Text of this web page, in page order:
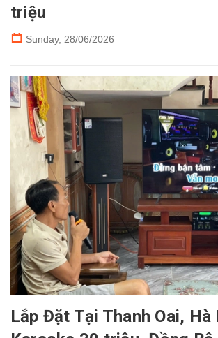
triệu
Sunday, 28/06/2026
Lắp Đặt Tại Thanh Oai, Hà